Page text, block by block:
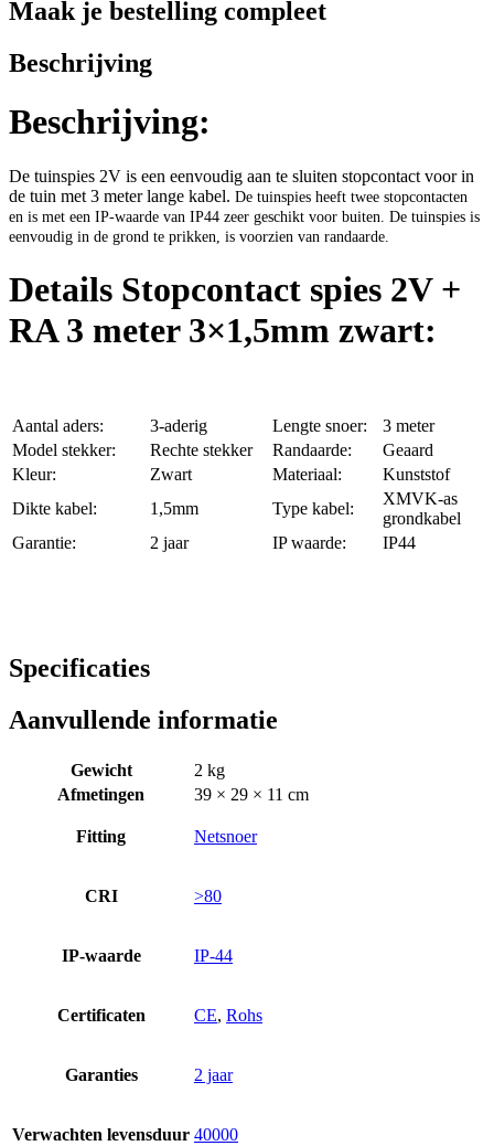
Maak je bestelling compleet
Beschrijving
Beschrijving:
De tuinspies 2V is een eenvoudig aan te sluiten stopcontact voor in
de tuin met 3 meter lange kabel. De tuinspies heeft twee stopcontacten
en is met een IP-waarde van IP44 zeer geschikt voor buiten. De tuinspies is
eenvoudig in de grond te prikken, is voorzien van randaarde.
Details Stopcontact spies 2V +
RA 3 meter 3×1,5mm zwart:
Aantal aders: 3-aderig Lengte snoer:
3 meter
Model stekker:
Rechte stekker Randaarde:
Geaard
Kleur:
Zwart Materiaal:
Kunststof
Dikte kabel:
1,5mm Type kabel:
XMVK-as
grondkabel
Garantie:
2 jaar IP waarde: IP44
Specificaties
Aanvullende informatie
Gewicht
2 kg
Afmetingen
39 × 29 × 11 cm
Fitting Netsnoer
CRI >80
IP-waarde IP-44
Certificaten CE, Rohs
Garanties 2 jaar
Verwachten levensduur 40000